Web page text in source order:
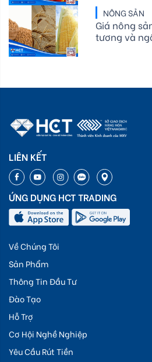
USD/ounce
NÔNG SẢN
Giá nông
tương và
LIÊN KẾT
ỨNG DỤNG HCT TRADING
Về Chúng Tôi
Sản Phẩm
Thông Tin Đầu Tư
Đào Tạo
Hỗ Trợ
Cơ Hội Nghề Nghiệp
Yêu Cầu Rút Tiền